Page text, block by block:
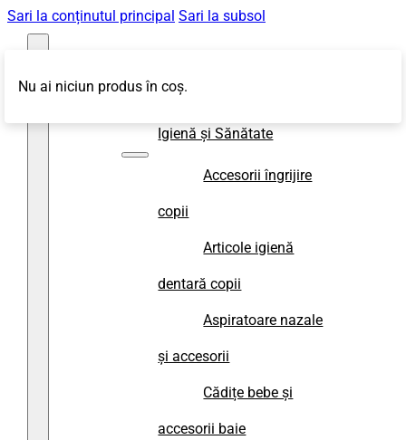
Sari la conținutul principal Sari la subsol
Igienă și Sănătate
Accesorii îngrijire
copii
Articole igienă
dentară copii
Aspiratoare nazale
și accesorii
Cădițe bebe și
accesorii baie
Nu ai niciun produs în coș.